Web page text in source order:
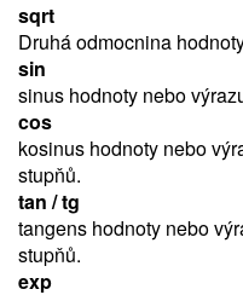
sqrt
Druhá odmocnina
sin
sinus hodnoty nebo
cos
kosinus hodnoty nebo
stupňů.
tan / tg
tangens hodnoty nebo
stupňů.
exp